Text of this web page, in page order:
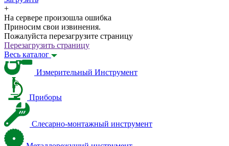
+
На сервере произошла ошибка
Приносим свои извинения.
Пожалуйста перезагрузите страницу
Перезагрузить страницу
Весь каталог
Измерительный Инструмент
Приборы
Слесарно-монтажный инструмент